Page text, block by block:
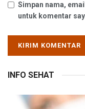
Simpan nama,
untuk komentar
INFO SEHAT